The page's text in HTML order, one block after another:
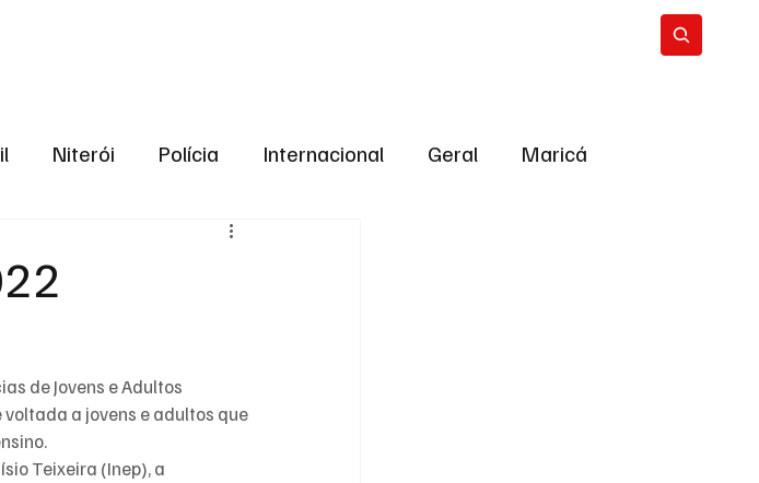
Niterói Polícia Internacional Geral Maricá
Região Metropolitana
Informação 2º TURNO
de Jovens e Adultos
voltada a jovens e adultos que
Teixeira (Inep), a